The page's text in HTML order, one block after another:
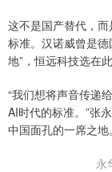
这不是国产替代，
标准。汉诺威曾是德
地”，恒远科技选在
“我们想将声音传递
AI时代的标准。”张
中国面孔的一席之地。
永